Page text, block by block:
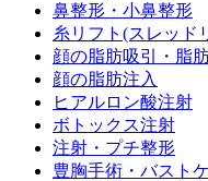
鼻整形・小鼻整形
糸リフト(スレッド
顔の脂肪吸引・脂
顔の脂肪注入
ヒアルロン酸注射
ボトックス注射
注射・プチ整形
豊胸手術・バスト